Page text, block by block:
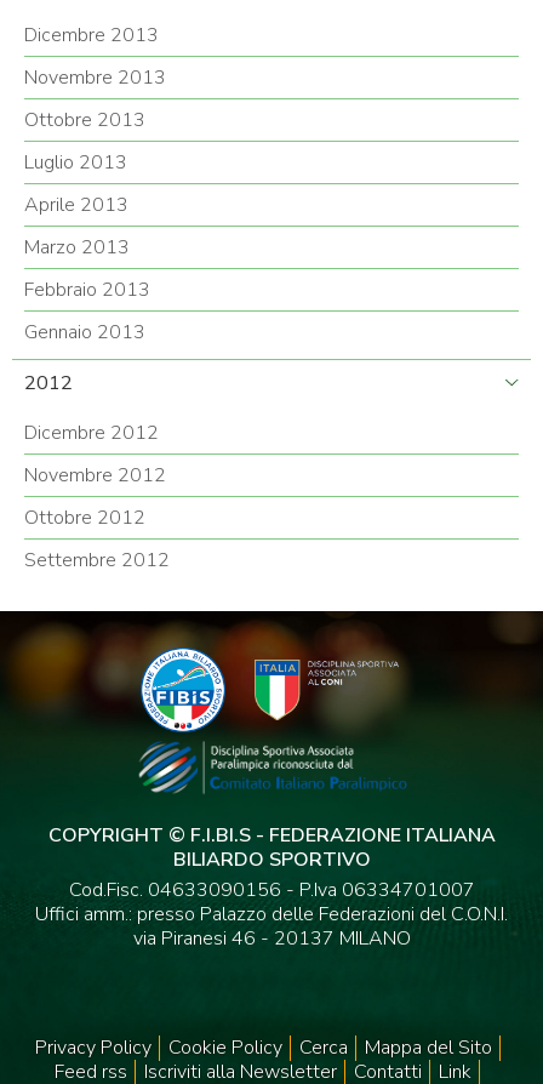
Dicembre 2013
Novembre 2013
Ottobre 2013
Luglio 2013
Aprile 2013
Marzo 2013
Febbraio 2013
Gennaio 2013
2012
Dicembre 2012
Novembre 2012
Ottobre 2012
Settembre 2012
COPYRIGHT © F.I.BI.S - FEDERAZIONE ITALIANA
BILIARDO SPORTIVO
Cod.Fisc. 04633090156 - P.Iva 06334701007
Uffici amm.: presso Palazzo delle Federazioni del C.O.N.I.
via Piranesi 46 - 20137 MILANO
Privacy Policy Cookie Policy Cerca
Mappa del Sito
Feed rss
Iscriviti alla Newsletter Contatti
Link